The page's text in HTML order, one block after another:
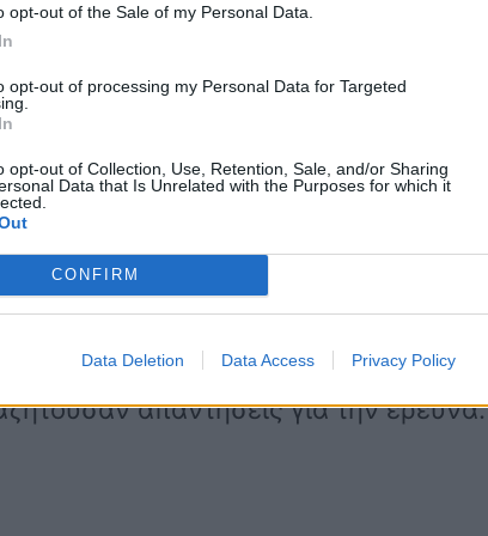
opt-out of the Sale of my Personal Data.
opt-out of processing my Personal Data for Targeted
opt-out of Collection, Use, Retention, Sale, and/or Sharing
Data that Is Unrelated with the Purposes for which it
CONFIRM
Data Deletion Data Access Privacy Policy
φέρεται να ακούγεται ένας άνδρας ,
θλυελλα αντιδράσεων.
στο φως τις λεπτομέρειες που
του 2022 ,το οποίο επανήλθε στο
απαντήσεις για την έρευνα.